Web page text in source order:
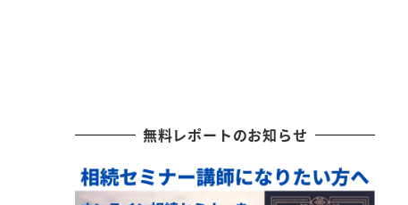
無料レポートのお知らせ